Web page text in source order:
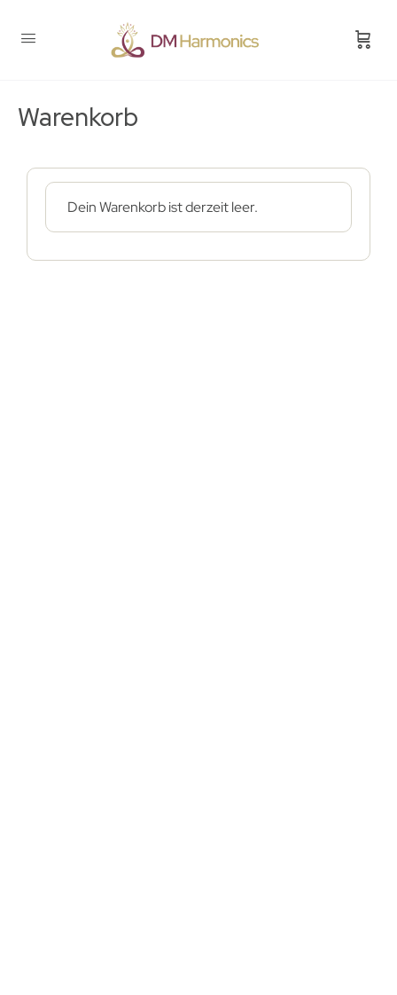
Warenkorb
Dein Warenkorb ist derzeit leer.